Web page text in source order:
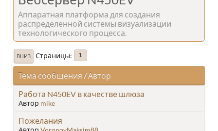
Аппаратная платформа для создания
распределенной системы визуализации
технологического процесса.
ВНИЗ Страницы 1
Тема сообщения / Автор
Работа N450EV в качестве шлюза
Автор mike
Пожелания